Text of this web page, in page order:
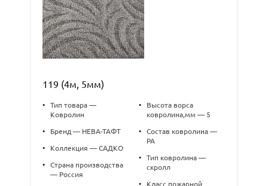
119 (4м, 5мм)
•
Тип товара —
Ковролин
• Бренд — НЕВА-ТАФТ
• Коллекция — САДКО
•
Страна производства
— Россия
•
Высота ворса
ковролина,мм — 5
•
Состав ковролина —
PA
•
Тип ковролина —
скролл
•
Класс пожарной